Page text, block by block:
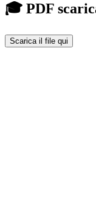
🎓 PDF
Scarica il file qui